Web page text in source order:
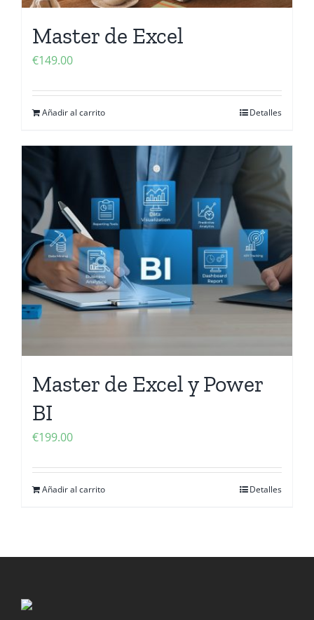
Master de Excel
€149.00
Añadir al carrito Detalles
Master de Excel y Power
BI
€199.00
Añadir al carrito Detalles